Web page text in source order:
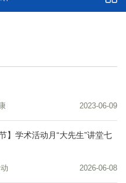
2023-06-09
】学术活动月“大先生”讲堂七
2026-06-08